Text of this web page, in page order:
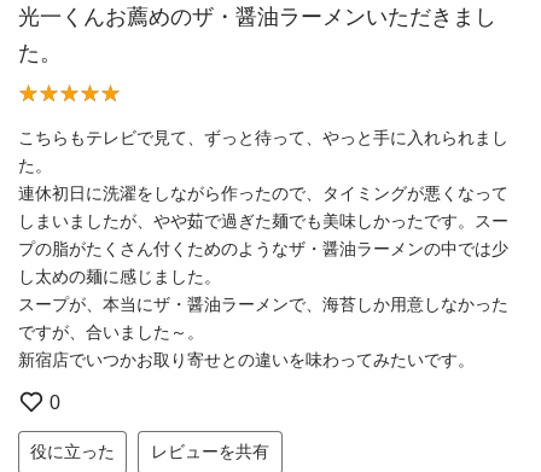
光一くんお薦めのザ・醤油ラーメンいただきまし
た。
こちらもテレビで見て、ずっと待って、やっと手に入れられまし
た。
連休初日に洗濯をしながら作ったので、タイミングが悪くなって
しまいましたが、やや茹で過ぎた麺でも美味しかったです。スー
プの脂がたくさん付くためのようなザ・醤油ラーメンの中では少
し太めの麺に感じました。
スープが、本当にザ・醤油ラーメンで、海苔しか用意しなかった
ですが、合いました～。
新宿店でいつかお取り寄せとの違いを味わってみたいです。
0
役に立った レビューを共有